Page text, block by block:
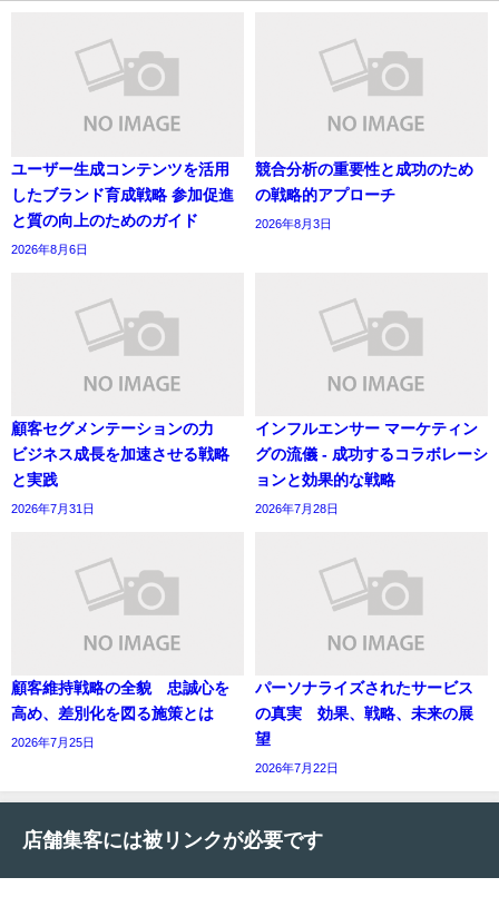
ユーザー生成コンテンツを活用
したブランド育成戦略 参加促進
と質の向上のためのガイド
2026年8月6日
競合分析の重要性と成功のため
の戦略的アプローチ
2026年8月3日
顧客セグメンテーションの力
ビジネス成長を加速させる戦略
と実践
2026年7月31日
インフルエンサー マーケティン
グの流儀 - 成功するコラボレーシ
ョンと効果的な戦略
2026年7月28日
顧客維持戦略の全貌 忠誠心を
高め、差別化を図る施策とは
2026年7月25日
パーソナライズされたサービス
の真実 効果、戦略、未来の展
望
2026年7月22日
店舗集客には被リンクが必要です